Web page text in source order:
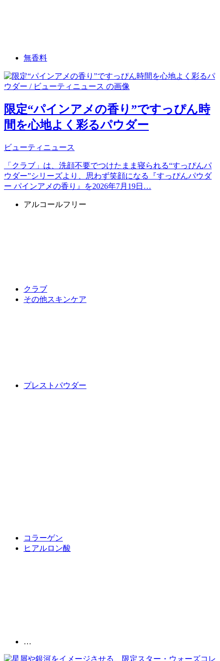
無香料
限定“パインアメの香り”ですっぴん時
間を心地よく彩るパウダー
ビューティニュース
「クラブ」は、洗顔不要でつけたまま寝られる“すっぴんパ
ウダー”シリーズより、思わず笑顔になる『すっぴんパウダ
ー パインアメの香り』を2026年7月19日…
アルコールフリー
クラブ
その他スキンケア
プレストパウダー
コラーゲン
ヒアルロン酸
…